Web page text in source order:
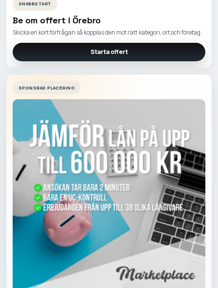
SNABBSTART
Be om offert i Örebro
Skicka en kort förfrågan så kopplas den mot rätt kategori, ort och företag.
Starta offert
SPONSRAD PLACERING